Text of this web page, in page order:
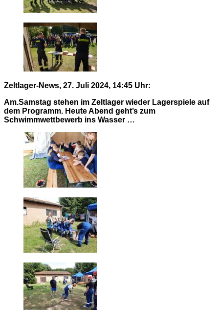
Zeltlager-News, 27. Juli 2024, 14:45 Uhr:
Am.Samstag stehen im Zeltlager wieder Lagerspiele auf
dem Programm. Heute Abend geht’s zum
Schwimmwettbewerb ins Wasser …